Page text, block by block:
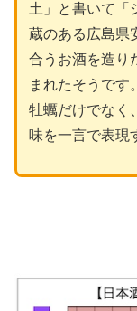
土」と書いて「
蔵のある広島県
合うお酒を造り
まれたそうです。
牡蠣だけでなく
味を一言で表現